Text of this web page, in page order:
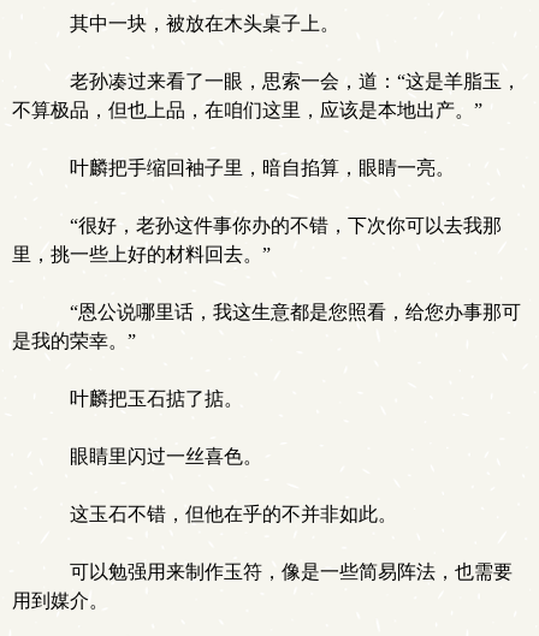
其中一块，被放在木头桌子上。
老孙凑过来看了一眼，思索一会，道：“这是羊脂玉，
不算极品，但也上品，在咱们这里，应该是本地出产。”
叶麟把手缩回袖子里，暗自掐算，眼睛一亮。
“很好，老孙这件事你办的不错，下次你可以去我那
里，挑一些上好的材料回去。”
“恩公说哪里话，我这生意都是您照看，给您办事那可
是我的荣幸。”
叶麟把玉石掂了掂。
眼睛里闪过一丝喜色。
这玉石不错，但他在乎的不并非如此。
可以勉强用来制作玉符，像是一些简易阵法，也需要
用到媒介。